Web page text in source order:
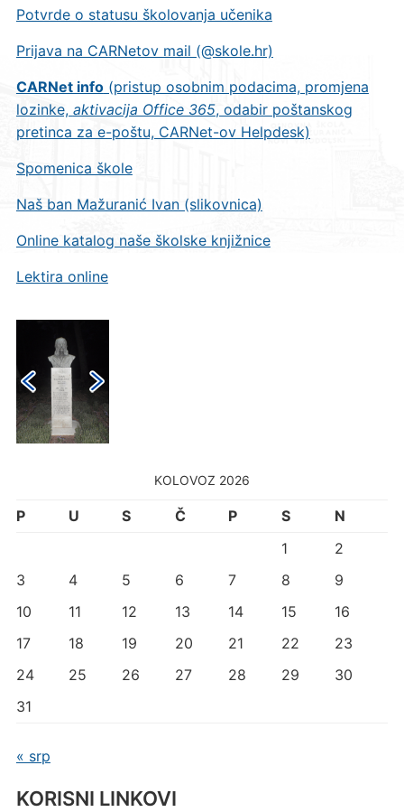
Potvrde o statusu školovanja učenika
Prijava na CARNetov mail (@skole.hr)
CARNet info(pristup osobnim podacima, promjena
lozinke, aktivacija Office 365, odabir poštanskog
pretinca za e-poštu, CARNet-ov Helpdesk)
Spomenica škole
Naš ban Mažuranić Ivan (slikovnica)
Online katalog naše školske knjižnice
Lektira online
KOLOVOZ 2026
P U S Č P S
N
1
2
3
4 5 6 7 8
9
10
11 12 13 14 15
16
17
18 19 20 21 22
23
24
25 26 27 28 29
30
31
« srp
KORISNI LINKOVI